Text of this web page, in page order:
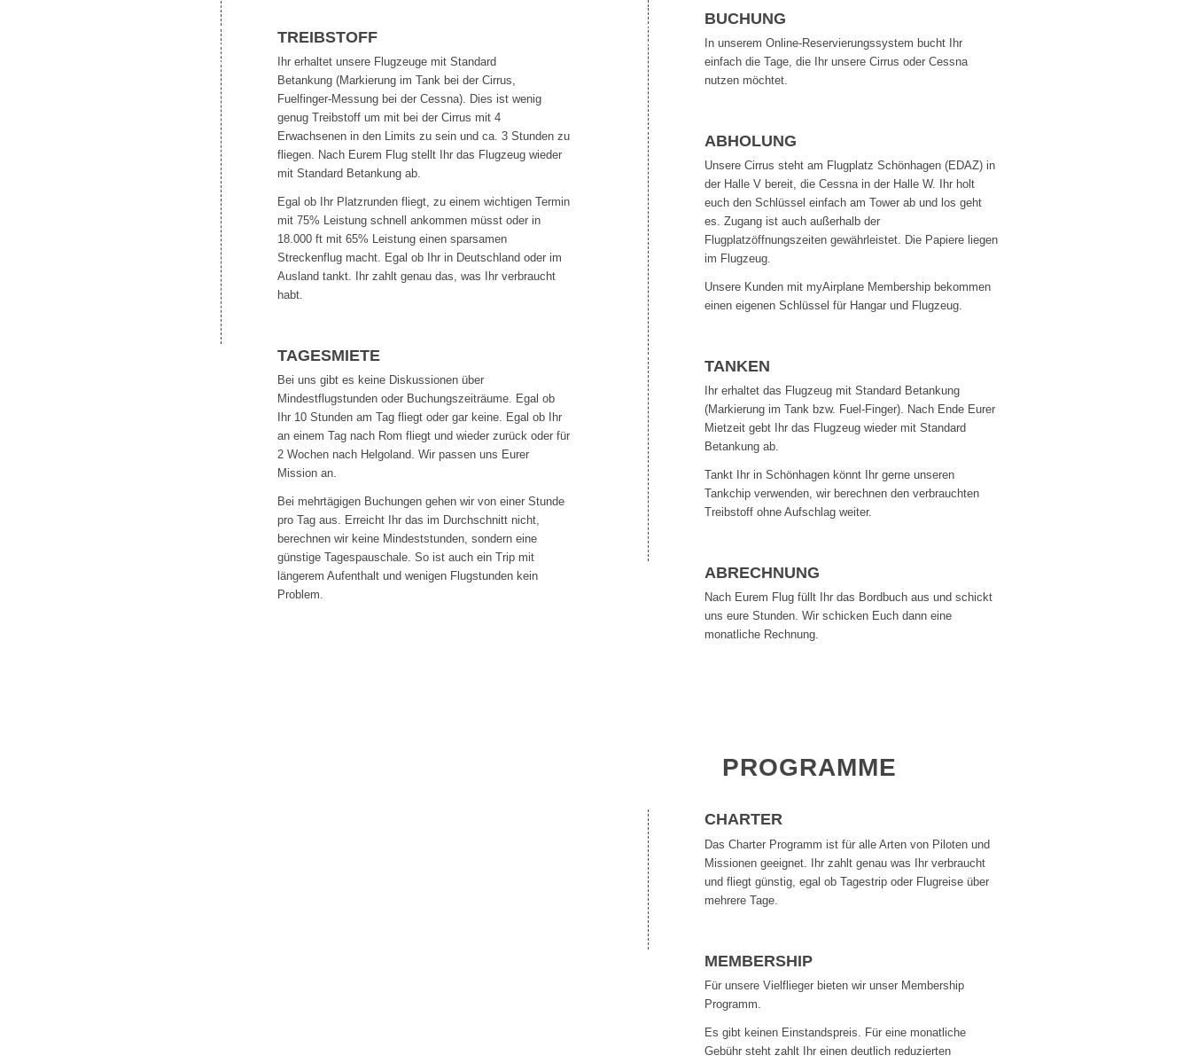
TREIBSTOFF
Ihr erhaltet unsere Flugzeuge mit Standard
Betankung (Markierung im Tank bei der Cirrus,
Fuelfinger-Messung bei der Cessna). Dies ist wenig
genug Treibstoff um mit bei der Cirrus mit 4
Erwachsenen in den Limits zu sein und ca. 3 Stunden zu
fliegen. Nach Eurem Flug stellt Ihr das Flugzeug wieder
mit Standard Betankung ab.
Egal ob Ihr Platzrunden fliegt, zu einem wichtigen Termin
mit 75% Leistung schnell ankommen müsst oder in
18.000 ft mit 65% Leistung einen sparsamen
Streckenflug macht. Egal ob Ihr in Deutschland oder im
Ausland tankt. Ihr zahlt genau das, was Ihr verbraucht
habt.
TAGESMIETE
Bei uns gibt es keine Diskussionen über
Mindestflugstunden oder Buchungszeiträume. Egal ob
Ihr 10 Stunden am Tag fliegt oder gar keine. Egal ob Ihr
an einem Tag nach Rom fliegt und wieder zurück oder für
2 Wochen nach Helgoland. Wir passen uns Eurer
Mission an.
Bei mehrtägigen Buchungen gehen wir von einer Stunde
pro Tag aus. Erreicht Ihr das im Durchschnitt nicht,
berechnen wir keine Mindeststunden, sondern eine
günstige Tagespauschale. So ist auch ein Trip mit
längerem Aufenthalt und wenigen Flugstunden kein
Problem.
BUCHUNG
In unserem Online-Reservierungssystem bucht Ihr
einfach die Tage, die Ihr unsere Cirrus oder Cessna
nutzen möchtet.
ABHOLUNG
Unsere Cirrus steht am Flugplatz Schönhagen (EDAZ) in
der Halle V bereit, die Cessna in der Halle W. Ihr holt
euch den Schlüssel einfach am Tower ab und los geht
es. Zugang ist auch außerhalb der
Flugplatzöffnungszeiten gewährleistet. Die Papiere liegen
im Flugzeug.
Unsere Kunden mit myAirplane Membership bekommen
einen eigenen Schlüssel für Hangar und Flugzeug.
TANKEN
Ihr erhaltet das Flugzeug mit Standard Betankung
(Markierung im Tank bzw. Fuel-Finger). Nach Ende Eurer
Mietzeit gebt Ihr das Flugzeug wieder mit Standard
Betankung ab.
Tankt Ihr in Schönhagen könnt Ihr gerne unseren
Tankchip verwenden, wir berechnen den verbrauchten
Treibstoff ohne Aufschlag weiter.
ABRECHNUNG
Nach Eurem Flug füllt Ihr das Bordbuch aus und schickt
uns eure Stunden. Wir schicken Euch dann eine
monatliche Rechnung.
PROGRAMME
CHARTER
Das Charter Programm ist für alle Arten von Piloten und
Missionen geeignet. Ihr zahlt genau was Ihr verbraucht
und fliegt günstig, egal ob Tagestrip oder Flugreise über
mehrere Tage.
MEMBERSHIP
Für unsere Vielflieger bieten wir unser Membership
Programm.
Es gibt keinen Einstandspreis. Für eine monatliche
Gebühr steht zahlt Ihr einen deutlich reduzierten